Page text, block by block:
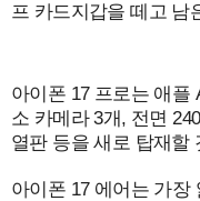
프 카드지갑을 떼고 남
아이폰 17 프로는 애플
소 카메라 3개, 전면
열판 등을 새로 탑재할
아이폰 17 에어는 가장